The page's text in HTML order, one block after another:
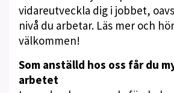
vidareutveckla dig i jobbet,
nivå du arbetar. Läs mer och
välkommen!
Som anställd hos oss får du
arbetet